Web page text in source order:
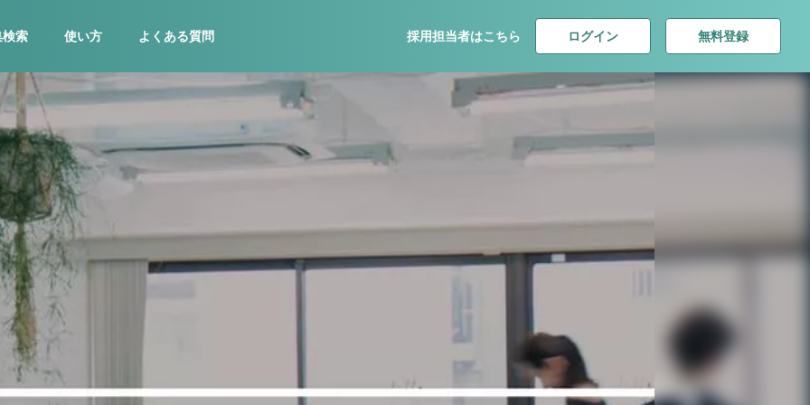
検索 使い方 よくある質問 採用担当者はこちら ログイン 無料登録